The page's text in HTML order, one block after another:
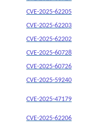
CVE-2025-62205
CVE-2025-62203
CVE-2025-62202
CVE-2025-60728
CVE-2025-60726
CVE-2025-59240
CVE-2025-47179
CVE-2025-62206